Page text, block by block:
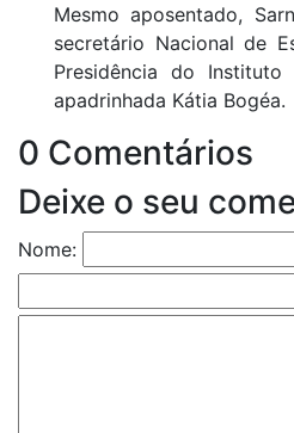
Mesmo aposentado,
secretário Nacional de
Presidência do
apadrinhada Kátia Bogéa.
0 Comentários
Deixe o seu
Nome: